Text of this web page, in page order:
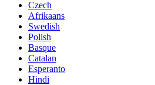
Czech
Afrikaans
Swedish
Polish
Basque
Catalan
Esperanto
Hindi